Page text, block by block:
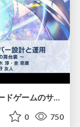
0 750